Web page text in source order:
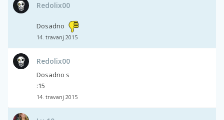
Redolix00
Dosadno
14. travanj 2015
Redolix00
Dosadno s
:15
14. travanj 2015